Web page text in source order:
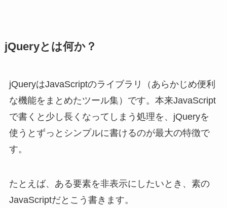
jQueryとは何か？
jQueryはJavaScriptのライブラリ（あらかじめ便利
な機能をまとめたツール集）です。本来JavaScript
で書くと少し長くなってしまう処理を、jQueryを
使うとずっとシンプルに書けるのが最大の特徴で
す。
たとえば、ある要素を非表示にしたいとき、素の
JavaScriptだとこう書きます。